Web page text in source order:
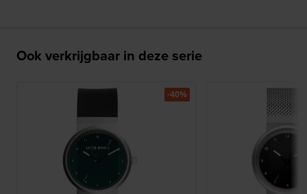
Ook verkrijgbaar in deze serie
-40%